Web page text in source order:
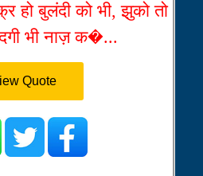
हो बुलंदी को भी, झुको तो
भी नाज़ क�...
Quote